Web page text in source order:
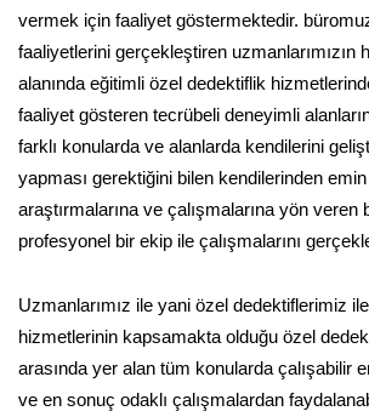
vermek için faaliyet göstermektedir.
faaliyetlerini gerçekleştiren uzmanlarımızın
alanında eğitimli özel dedektiflik
faaliyet gösteren tecrübeli deneyimli
farklı konularda ve alanlarda kendilerini
yapması gerektiğini bilen kendilerinden
araştırmalarına ve çalışmalarına yön veren
profesyonel bir ekip ile çalışmalarını
Uzmanlarımız ile yani özel dedektiflerimiz
hizmetlerinin kapsamakta olduğu özel
arasında yer alan tüm konularda çalışabilir
ve en sonuç odaklı çalışmalardan